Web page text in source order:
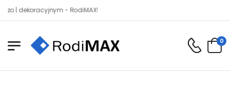
- RodiMAX!
0